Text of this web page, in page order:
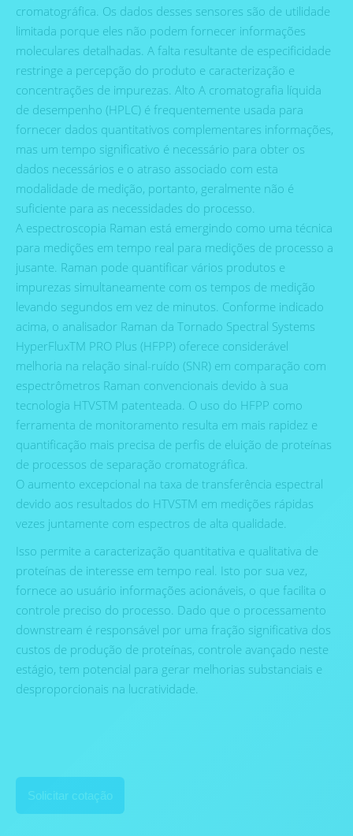
cromatográfica. Os dados desses sensores são de utilidade
limitada porque eles não podem fornecer informações
moleculares detalhadas. A falta resultante de especificidade
restringe a percepção do produto e caracterização e
concentrações de impurezas. Alto A cromatografia líquida
de desempenho (HPLC) é frequentemente usada para
fornecer dados quantitativos complementares informações,
mas um tempo significativo é necessário para obter os
dados necessários e o atraso associado com esta
modalidade de medição, portanto, geralmente não é
suficiente para as necessidades do processo.
A espectroscopia Raman está emergindo como uma técnica
para medições em tempo real para medições de processo a
jusante. Raman pode quantificar vários produtos e
impurezas simultaneamente com os tempos de medição
levando segundos em vez de minutos. Conforme indicado
acima, o analisador Raman da Tornado Spectral Systems
HyperFluxTM PRO Plus (HFPP) oferece considerável
melhoria na relação sinal-ruído (SNR) em comparação com
espectrômetros Raman convencionais devido à sua
tecnologia HTVSTM patenteada. O uso do HFPP como
ferramenta de monitoramento resulta em mais rapidez e
quantificação mais precisa de perfis de eluição de proteínas
de processos de separação cromatográfica.
O aumento excepcional na taxa de transferência espectral
devido aos resultados do HTVSTM em medições rápidas
vezes juntamente com espectros de alta qualidade.
Isso permite a caracterização quantitativa e qualitativa de
proteínas de interesse em tempo real. Isto por sua vez,
fornece ao usuário informações acionáveis, o que facilita o
controle preciso do processo. Dado que o processamento
downstream é responsável por uma fração significativa dos
custos de produção de proteínas, controle avançado neste
estágio, tem potencial para gerar melhorias substanciais e
desproporcionais na lucratividade.
Solicitar cotação